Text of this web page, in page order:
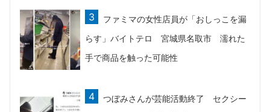
ファミマの女性店員が「おしっこを漏
らす」バイトテロ 宮城県名取市 濡れた
手で商品を触った可能性
つぼみさんが芸能活動終了 セクシー